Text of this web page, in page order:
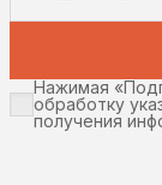
Нажимая
обработку
получения